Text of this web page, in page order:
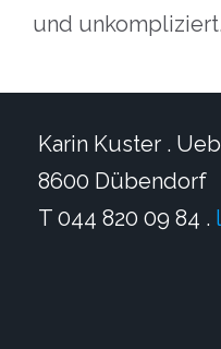
und unkompliziert.
Karin Kuster .
8600 Dübendorf
T 044 820 09 84 .